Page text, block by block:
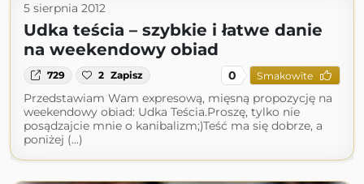
5 sierpnia 2012
Udka teścia – szybkie i łatwe danie
na weekendowy obiad
729 2 Zapisz 0 Smakowite
Przedstawiam Wam expresową, mięsną propozycję na
weekendowy obiad: Udka Teścia.Proszę, tylko nie
posądzajcie mnie o kanibalizm;)Teść ma się dobrze, a
poniżej (...)